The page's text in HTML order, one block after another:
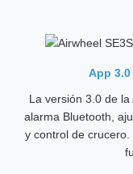
App
La versión 3.0 de
alarma Bluetooth,
y control de